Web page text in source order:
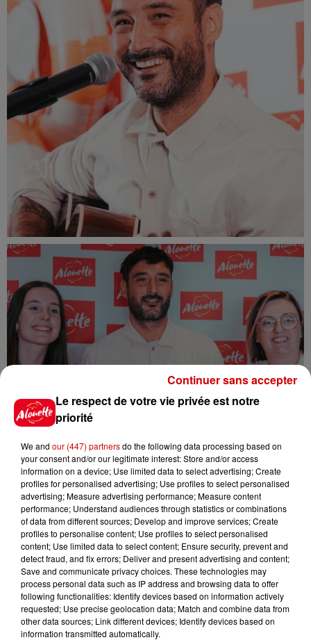
Le respect de votre vie privée est notre
priorité
We and our (447) partnersdo the following data processing based on
your consent and/or our legitimate interest: Store and/or access
information on a device; Use limited data to select advertising; Create
profiles for personalised advertising; Use profiles to select personalised
advertising; Measure advertising performance; Measure content
performance; Understand audiences through statistics or combinations
of data from different sources; Develop and improve services; Create
profiles to personalise content; Use profiles to select personalised
content; Use limited data to select content; Ensure security, prevent and
detect fraud, and fix errors; Deliver and present advertising and content;
Save and communicate privacy choices. These technologies may
process personal data such as IP address and browsing data to offer
following functionalities: Identify devices based on information actively
requested; Use precise geolocation data; Match and combine data from
other data sources; Link different devices; Identify devices based on
information transmitted automatically.
Continuer sans accepter